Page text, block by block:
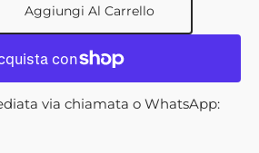
Aggiungi Al Carrello
via chiamata o WhatsApp: